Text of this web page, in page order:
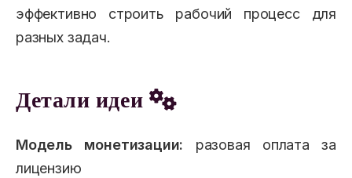
эффективно строить рабочий процесс для
разных задач.
Детали идеи
Модель монетизации: разовая оплата за
лицензию